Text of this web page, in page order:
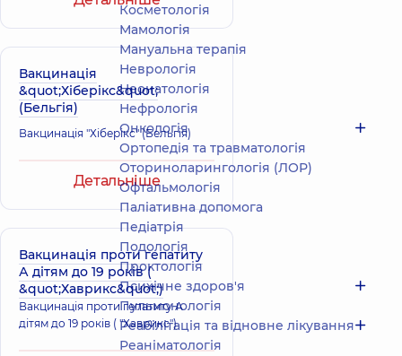
Вакцинація
&quot;Хіберікс&quot;
(Бельгія)
Вакцинація "Хіберікс" (Бельгія)
Детальніше
Вакцинація проти гепатиту
А дітям до 19 років (
&quot;Хаврикс&quot;)
Вакцинація проти гепатиту А
дітям до 19 років ( "Хаврикс")
Косметологія
Мамологія
Мануальна терапія
Неврологія
Неонатологія
Нефрологія
Онкологія
Ортопедія та травматологія
Оториноларингологія (ЛОР)
Офтальмологія
Паліативна допомога
Педіатрія
Подологiя
Проктологія
Психічне здоров'я
Пульмонологія
Реабілітація та відновне лікування
Реаніматологія